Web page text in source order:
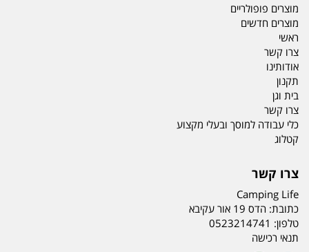
מוצרים פופולריים
מוצרים חדשים
ראשי
צרו קשר
אודותינו
תקנון
בית וגן
צרו קשר
כלי עבודה למוסך ובעלי מקצוע
קטלוג
צרו קשר
Camping Life
כתובת: הדס 19 אור עקיבא
טלפון: 0523214741
תנאי רכישה